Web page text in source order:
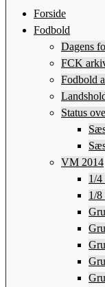
Forside
Fodbold
Dagens
FCK
Fodbold
Status
VM 2014
1/4
1/8